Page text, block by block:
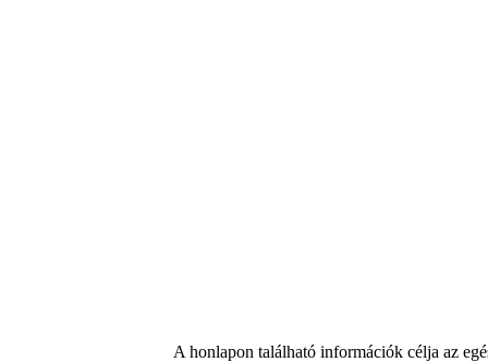
A honlapon található információk célja az